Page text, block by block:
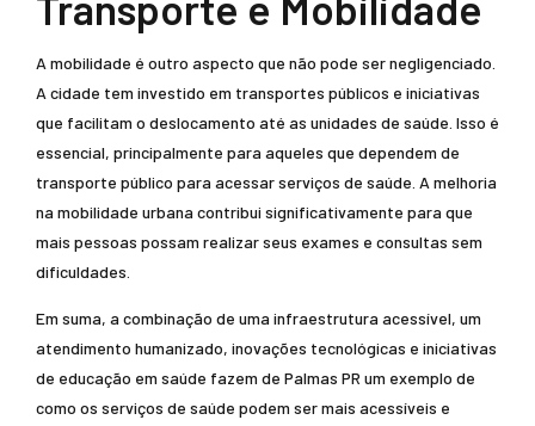
A mobilidade é outro aspecto que não pode ser negligenciado.
A cidade tem investido em transportes públicos e iniciativas
que facilitam o deslocamento até as unidades de saúde. Isso é
essencial, principalmente para aqueles que dependem de
transporte público para acessar serviços de saúde. A melhoria
na mobilidade urbana contribui significativamente para que
mais pessoas possam realizar seus exames e consultas sem
dificuldades.
Em suma, a combinação de uma infraestrutura acessível, um
atendimento humanizado, inovações tecnológicas e iniciativas
de educação em saúde fazem de Palmas PR um exemplo de
como os serviços de saúde podem ser mais acessíveis e